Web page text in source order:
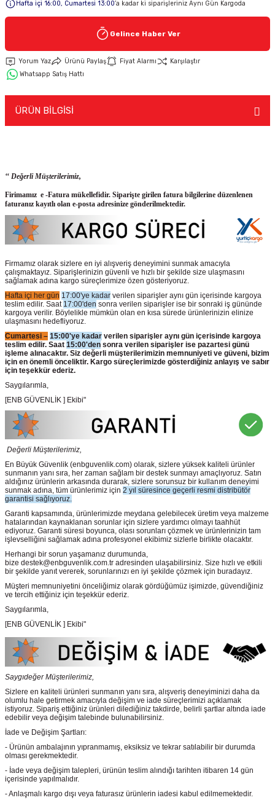
Keypad-Tuş Takımı Ürünler
Hırsız Alarm Aksesuarlar
Hafta içi 16:00, Cumartesi 13:00’a kadar ki siparişleriniz Aynı Gün Kargoda
Gelince Haber Ver
Yorum Yaz Ürünü Paylaş Fiyat Alarmı
Karşılaştır
Whatsapp Satış Hattı
ÜRÜN BİLGİSİ
‘‘ Değerli Müşterilerimiz,
Firimamız e -Fatura mükellefidir. Siparişte girilen fatura bilgilerine düzenlenen
faturanız kayıtlı olan e-posta adresinize gönderilmektedir.
Firmamız olarak sizlere en iyi alışveriş deneyimini sunmak amacıyla
çalışmaktayız. Siparişlerinizin güvenli ve hızlı bir şekilde size ulaşmasını
sağlamak adına kargo süreçlerimize özen gösteriyoruz.
Hafta içi her gün 17:00'ye kadar verilen siparişler aynı gün içerisinde kargoya
teslim edilir. Saat 17:00'den sonra verilen siparişler ise bir sonraki iş gününde
kargoya verilir. Böylelikle mümkün olan en kısa sürede ürünlerinizin elinize
ulaşmasını hedefliyoruz.
Cumartesi – 15:00'ye kadar verilen siparişler aynı gün içerisinde kargoya
teslim edilir. Saat 15:00'den sonra verilen siparişler ise pazartesi günü
işleme alınacaktır. Siz değerli müşterilerimizin memnuniyeti ve güveni, bizim
için en önemli önceliktir. Kargo süreçlerimizde gösterdiğiniz anlayış ve sabır
için teşekkür ederiz.
Saygılarımla,
[ENB GÜVENLİK ] Ekibi"
Değerli Müşterilerimiz,
En Büyük Güvenlik (enbguvenlik.com) olarak, sizlere yüksek kaliteli ürünler
sunmanın yanı sıra, her zaman sağlam bir destek sunmayı amaçlıyoruz. Satın
aldığınız ürünlerin arkasında durarak, sizlere sorunsuz bir kullanım deneyimi
sunmak adına, tüm ürünlerimiz için 2 yıl süresince geçerli resmi distribütör
garantisi sağlıyoruz.
Garanti kapsamında, ürünlerimizde meydana gelebilecek üretim veya malzeme
hatalarından kaynaklanan sorunlar için sizlere yardımcı olmayı taahhüt
ediyoruz. Garanti süresi boyunca, olası sorunları çözmek ve ürünlerinizin tam
işlevselliğini sağlamak adına profesyonel ekibimiz sizlerle birlikte olacaktır.
Herhangi bir sorun yaşamanız durumunda,
bize destek@enbguvenlik.com.tr adresinden ulaşabilirsiniz. Size hızlı ve etkili
bir şekilde yanıt vererek, sorunlarınızı en iyi şekilde çözmek için buradayız.
Müşteri memnuniyetini önceliğimiz olarak gördüğümüz işimizde, güvendiğiniz
ve tercih ettiğiniz için teşekkür ederiz.
Saygılarımla,
[ENB GÜVENLİK ] Ekibi"
Saygıdeğer Müşterilerimiz,
Sizlere en kaliteli ürünleri sunmanın yanı sıra, alışveriş deneyiminizi daha da
olumlu hale getirmek amacıyla değişim ve iade süreçlerimizi açıklamak
istiyoruz. Sipariş ettiğiniz ürünleri dilediğiniz takdirde, belirli şartlar altında iade
edebilir veya değişim talebinde bulunabilirsiniz.
İade ve Değişim Şartları:
- Ürünün ambalajının yıpranmamış, eksiksiz ve tekrar satılabilir bir durumda
olması gerekmektedir.
- İade veya değişim talepleri, ürünün teslim alındığı tarihten itibaren 14 gün
içerisinde yapılmalıdır.
- Anlaşmalı kargo dışı veya faturasız ürünlerin iadesi kabul edilmemektedir.